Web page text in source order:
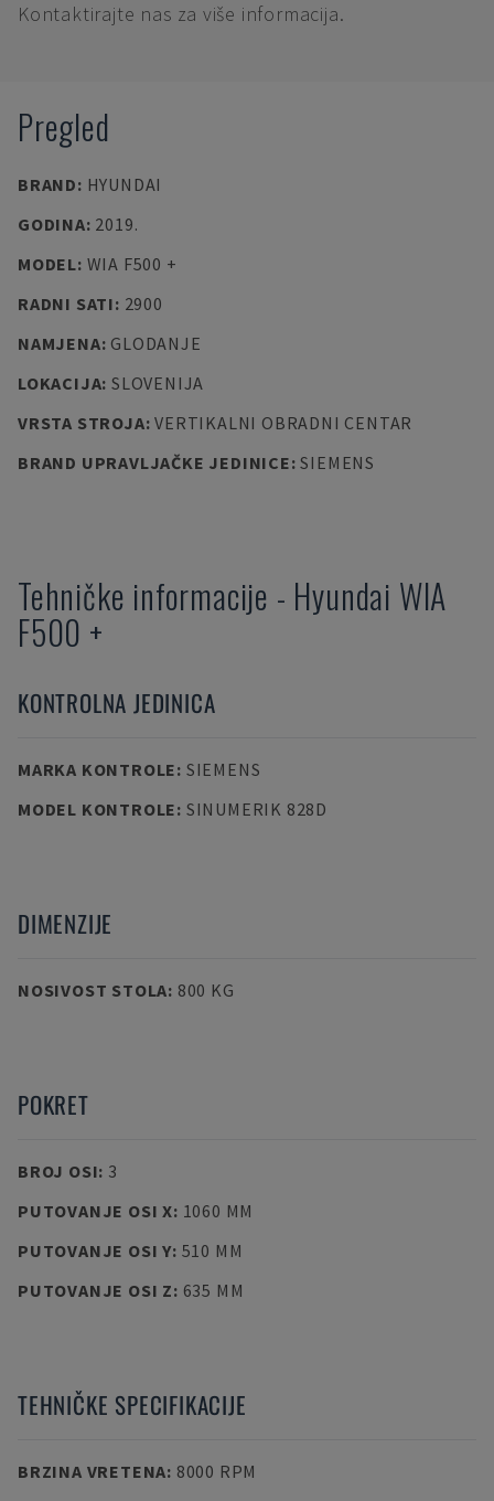
Kontaktirajte nas za više informacija.
Pregled
BRAND: HYUNDAI
GODINA: 2019.
MODEL: WIA F500 +
RADNI SATI: 2900
NAMJENA: GLODANJE
LOKACIJA: SLOVENIJA
VRSTA STROJA:VERTIKALNI OBRADNI CENTAR
BRAND UPRAVLJAČKE JEDINICE:SIEMENS
Tehničke informacije - Hyundai WIA
F500 +
KONTROLNA JEDINICA
MARKA KONTROLE: SIEMENS
MODEL KONTROLE: SINUMERIK 828D
DIMENZIJE
NOSIVOST STOLA: 800 KG
POKRET
BROJ OSI: 3
PUTOVANJE OSI X: 1060 MM
PUTOVANJE OSI Y: 510 MM
PUTOVANJE OSI Z: 635 MM
TEHNIČKE SPECIFIKACIJE
BRZINA VRETENA: 8000 RPM